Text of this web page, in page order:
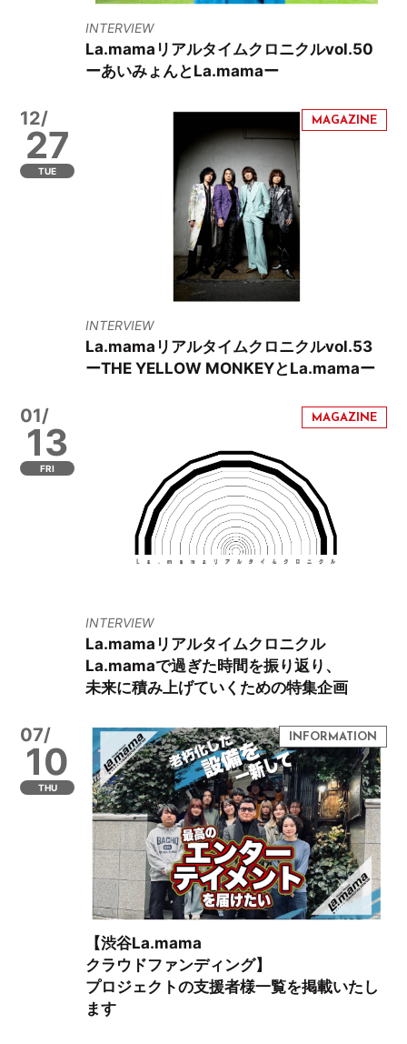
INTERVIEW
La.mamaリアルタイムクロニクルvol.50
ーあいみょんとLa.mamaー
12/
27
TUE
INTERVIEW
La.mamaリアルタイムクロニクルvol.53
ーTHE YELLOW MONKEYとLa.mamaー
01/
13
FRI
INTERVIEW
La.mamaリアルタイムクロニクル
La.mamaで過ぎた時間を振り返り、
未来に積み上げていくための特集企画
07/
10
THU
【渋谷La.mama
クラウドファンディング】
プロジェクトの支援者様一覧を掲載いたし
ます